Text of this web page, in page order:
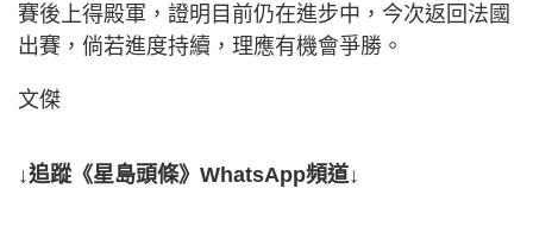
賽後上得殿軍，證明目前仍在進步中，今次返回法國
出賽，倘若進度持續，理應有機會爭勝。
文傑
↓追蹤《星島頭條》WhatsApp頻道↓